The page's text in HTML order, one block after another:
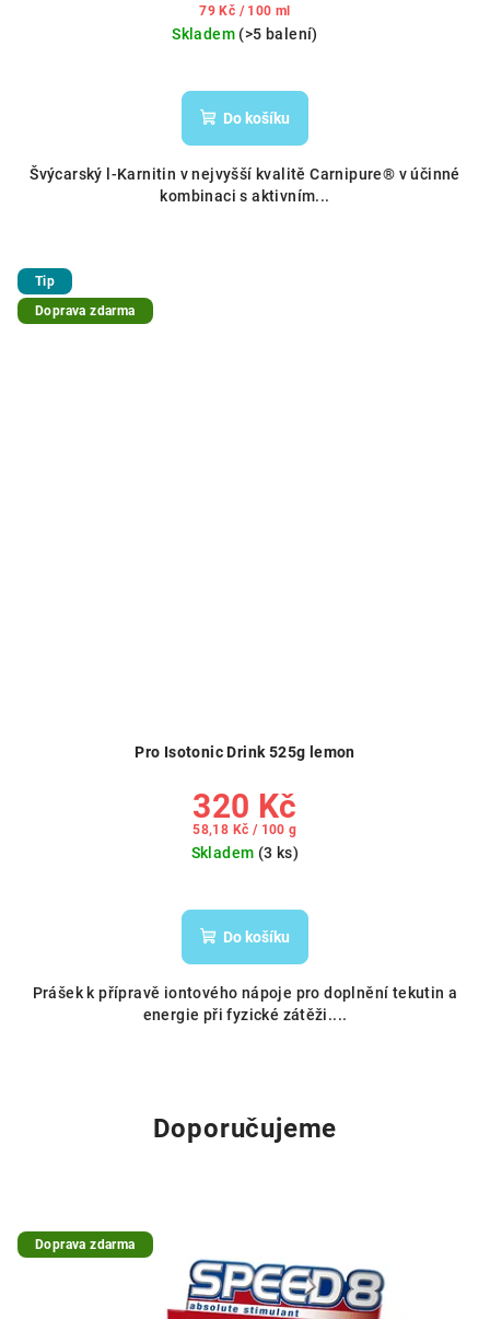
Měrná
79 Kč / 100 ml
Skladem (>5 balení)
Do košíku
Švýcarský l-Karnitin v nejvyšší kvalitě Carnipure® v účinné
kombinaci s aktivním...
Tip
Doprava zdarma
Pro Isotonic Drink 525g lemon
320 Kč
Měrná
58,18 Kč / 100 g
Skladem (3 ks)
Do košíku
Prášek k přípravě iontového nápoje pro doplnění tekutin a
energie při fyzické zátěži....
Doporučujeme
Doprava zdarma